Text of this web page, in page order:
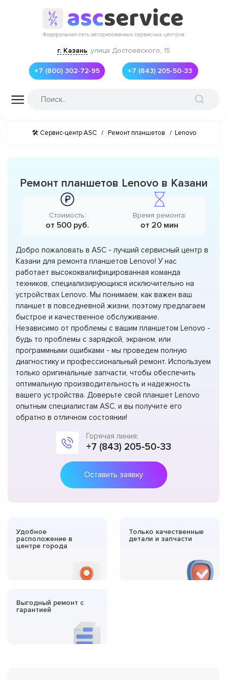
г. Казань улица Достоевского, 15
+7 (800) 302-72-95 +7 (843) 205-50-33
🛠 Сервис-центр ASC / Ремонт планшетов / Lenovo
Ремонт планшетов Lenovo в Казани
Стоимость:
от 500 руб.
Время ремонта:
от 20 мин
Добро пожаловать в ASC - лучший сервисный центр в
Казани для ремонта планшетов Lenovo! У нас
работает высококвалифицированная команда
техников, специализирующихся исключительно на
устройствах Lenovo. Мы понимаем, как важен ваш
планшет в повседневной жизни, поэтому предлагаем
быстрое и качественное обслуживание.
Независимо от проблемы с вашим планшетом Lenovo -
будь то проблемы с зарядкой, экраном, или
программными ошибками - мы проведем полную
диагностику и профессиональный ремонт. Используем
только оригинальные запчасти, чтобы обеспечить
оптимальную производительность и надежность
вашего устройства. Доверьте свой планшет Lenovo
опытным специалистам ASC, и вы получите его
обратно в отличном состоянии!
Горячая линия:
+7 (843) 205-50-33
Оставить заявку
Удобное
расположение в
центре города
Только качественные
детали и запчасти
Выгодный ремонт с
гарантией